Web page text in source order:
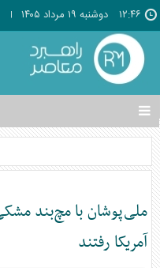
۱۲:۴۶ دوشنبه ۱۹ مرداد ۱۴۰۵
تغییر
وضعیت
منوی
ها
ملی‌پوشان با مچ‌بند
آمریکا رفتند